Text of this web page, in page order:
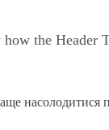
the Header
насолодитися